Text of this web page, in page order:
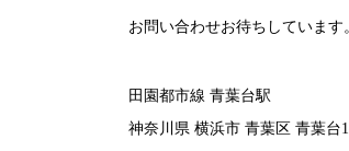
お問い合わせお待ちしています
田園都市線 青葉台駅
神奈川県 横浜市 青葉区 青葉台